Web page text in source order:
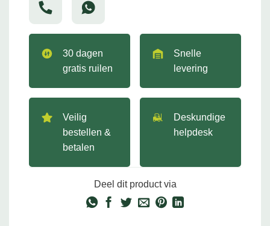
30 dagen
gratis ruilen
Snelle
levering
Veilig
bestellen &
betalen
Deskundige
helpdesk
Deel dit product via